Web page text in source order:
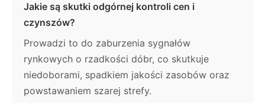
Jakie są skutki odgórnej kontroli cen i
czynszów?
Prowadzi to do zaburzenia sygnałów
rynkowych o rzadkości dóbr, co skutkuje
niedoborami, spadkiem jakości zasobów oraz
powstawaniem szarej strefy.